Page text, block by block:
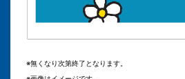
※無くなり次第終了となります。